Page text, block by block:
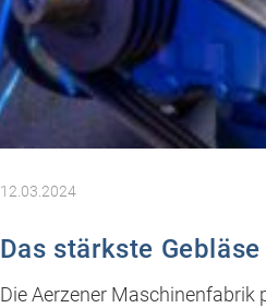
12.03.2024
Das stärkste
Die Aerzener Maschinenfabrik